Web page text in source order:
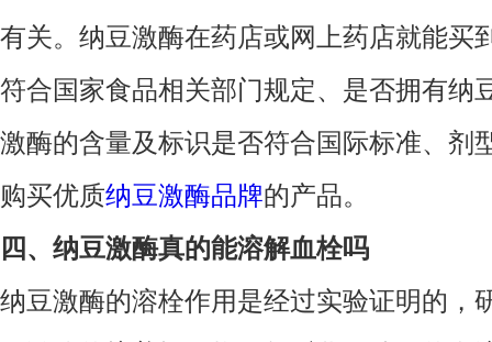
有关。纳豆激酶在药店或网上药店就能买
符合国家食品相关部门规定、是否拥有纳
激酶的含量及标识是否符合国际标准、剂
购买优质纳豆激酶品牌的产品。
四、纳豆激酶真的能溶解血栓吗
纳豆激酶的溶栓作用是经过实验证明的，